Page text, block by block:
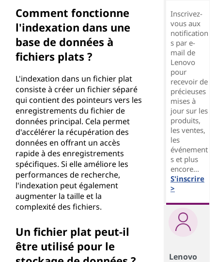
Comment fonctionne
l'indexation dans une
base de données à
fichiers plats ?
L'indexation dans un fichier plat
consiste à créer un fichier séparé
qui contient des pointeurs vers les
enregistrements du fichier de
données principal. Cela permet
d'accélérer la récupération des
données en offrant un accès
rapide à des enregistrements
spécifiques. Si elle améliore les
performances de recherche,
l'indexation peut également
augmenter la taille et la
complexité des fichiers.
Un fichier plat peut-il
être utilisé pour le
Inscrivez-
vous aux
notification
s par e-
mail de
Lenovo
pour
recevoir de
précieuses
mises à
jour sur les
produits,
les ventes,
les
événement
s et plus
encore...
S'inscrire
>
Lenovo